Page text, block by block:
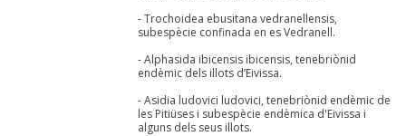
- Trochoidea ebusitana vedranellensis,
subespècie confinada en es Vedranell.
- Alphasida ibicensis ibicensis, tenebriònid
endèmic dels illots d’Eivissa.
- Asidia ludovici ludovici, tenebriònid endèmic de
les Pitiüses i subespècie endèmica d'Eivissa i
alguns dels seus illots.